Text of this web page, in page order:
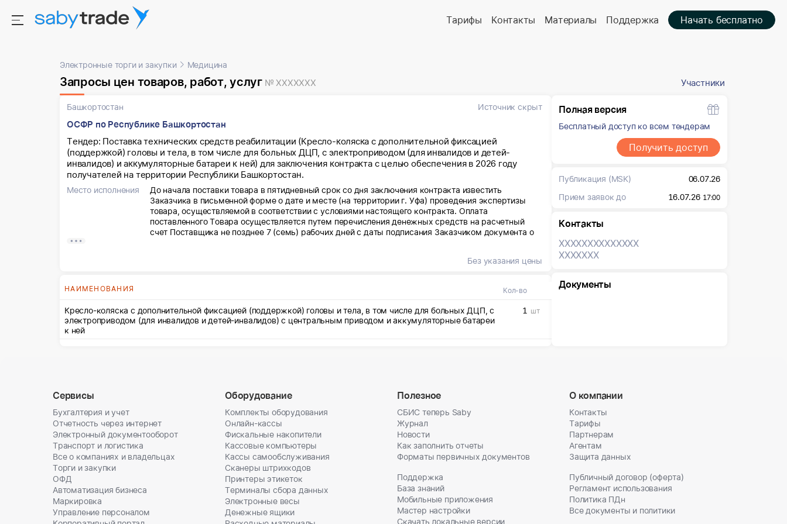
Тарифы Контакты Материалы Поддержка Начать бесплатно
Электронные торги и закупки Медицина
Запросы цен товаров, работ, услуг № XXXXXXX Участники
Башкортостан Источник скрыт
ОСФР по Республике Башкортостан
Тендер: Поставка технических средств реабилитации (Кресло-коляска с дополнительной фиксацией
(поддержкой) головы и тела, в том числе для больных ДЦП, с электроприводом (для инвалидов и детей-
инвалидов) и аккумуляторные батареи к ней) для заключения контракта с целью обеспечения в 2026 году
получателей на территории Республики Башкортостан.
Место исполнения
До начала поставки товара в пятидневный срок со дня заключения контракта известить
Заказчика в письменной форме о дате и месте (на территории г. Уфа) проведения экспертизы
товара, осуществляемой в соответствии с условиями настоящего контракта. Оплата
поставленного Товара осуществляется путем перечисления денежных средств на расчетный
счет Поставщика не позднее 7 (семь) рабочих дней с даты подписания Заказчиком документа о
социального страхования Российской Федерации по Республике Башкортостан по выбору
отправлением) или по месту нахождения Поставщика (соисполнителя) в пунктах выдачи. При
выборе Получателем способа получения технического средства реабилитации – по месту
нахождения Поставщика (соисполнителя) осуществлять выдачу товара в стационарных пунктах
выдачи, организованных в соответствии с приказом Министерства труда и социальной защиты
от прав третьих лиц и не является предметом залога, ареста или иного обременения.
Без указания цены
НАИМЕНОВАНИЯ Кол-во
Кресло-коляска с дополнительной фиксацией (поддержкой) головы и тела, в том числе для больных ДЦП, с
электроприводом (для инвалидов и детей-инвалидов) с центральным приводом и аккумуляторные батареи
к ней
1 шт
Полная версия
Бесплатный доступ ко всем тендерам
Получить доступ
Публикация (MSK)
06.07.26
Прием заявок до
16.07.26 17:00
Контакты
XXXXXXXXXXXXXX
XXXXXXX
Документы
Сервисы
Бухгалтерия и учет
Отчетность через интернет
Электронный документооборот
Транспорт и логистика
Все о компаниях и владельцах
Торги и закупки
ОФД
Автоматизация бизнеса
Маркировка
Управление персоналом
Оборудование
Комплекты оборудования
Онлайн-кассы
Фискальные накопители
Кассовые компьютеры
Кассы самообслуживания
Сканеры штрихкодов
Принтеры этикеток
Терминалы сбора данных
Электронные весы
Денежные ящики
Полезное
СБИС теперь Saby
Журнал
Новости
Как заполнить отчеты
Форматы первичных документов
Поддержка
База знаний
Мобильные приложения
Мастер настройки
Скачать локальные версии
О компании
Контакты
Тарифы
Партнерам
Агентам
Защита данных
Публичный договор (оферта)
Регламент использования
Политика ПДн
Все документы и политики